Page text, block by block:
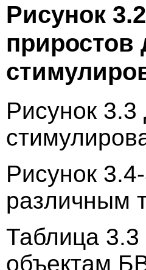
Рисунок
приростов
Рисунок
Рисунок
различным
Таблица
объектам